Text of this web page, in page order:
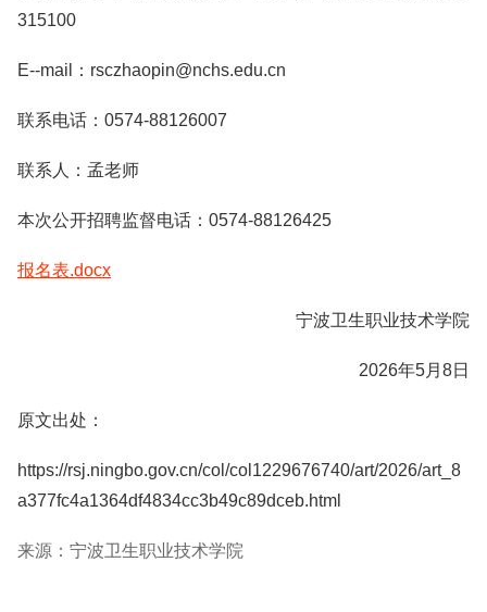
315100
E--mail：rsczhaopin@nchs.edu.cn
联系电话：0574-88126007
联系人：孟老师
本次公开招聘监督电话：0574-88126425
报名表.docx
宁波卫生职业技术学院
2026年5月8日
原文出处：
https://rsj.ningbo.gov.cn/col/col1229676740/art/2026/art_8
a377fc4a1364df4834cc3b49c89dceb.html
来源：宁波卫生职业技术学院